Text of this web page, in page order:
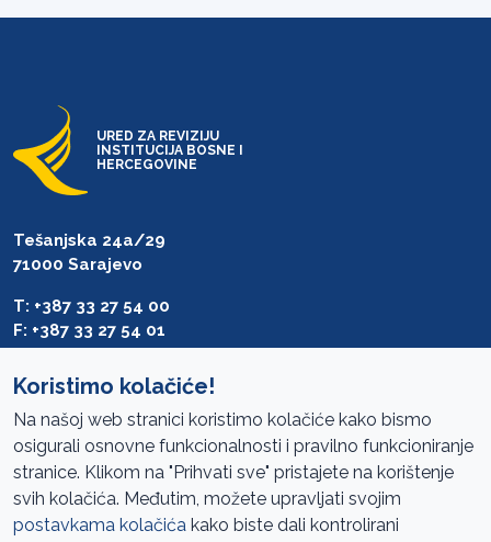
URED ZA REVIZIJU
INSTITUCIJA BOSNE I
HERCEGOVINE
Tešanjska 24a/29
71000 Sarajevo
T: +387 33 27 54 00
F: +387 33 27 54 01
Pristup informacijama
Mapa sajta
Koristimo kolačiće!
Na našoj web stranici koristimo kolačiće kako bismo
osigurali osnovne funkcionalnosti i pravilno funkcioniranje
stranice. Klikom na "Prihvati sve" pristajete na korištenje
svih kolačića. Međutim, možete upravljati svojim
postavkama kolačića kako biste dali kontrolirani